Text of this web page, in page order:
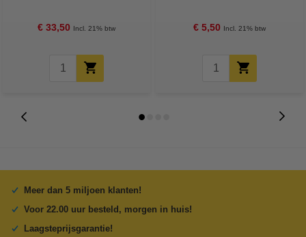
€ 33,50 Incl. 21% btw € 5,50 Incl. 21% btw
Meer dan 5 miljoen klanten!
Voor 22.00 uur besteld, morgen in huis!
Laagsteprijsgarantie!